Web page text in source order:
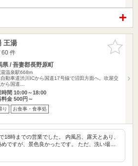
お気に入
りに追加
王湯
件
県 / 吾妻郡長野原町
湯温泉駅668m
自動車道渋川ICから国道17号線で沼田方面へ。吹屋交
ら国道…
時間 10:00～18:00
料金 500円～
り お食事・食事処
18時までの営業でした。 内風呂、露天とあり、
めですが、景色良かったです。 ただ、洗い場…